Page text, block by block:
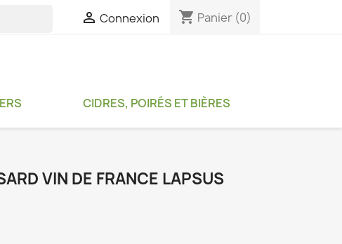
 Connexion shopping_cart Panier (0)
CIDRES, POIRÉS ET BIÈRES
VIN DE FRANCE LAPSUS